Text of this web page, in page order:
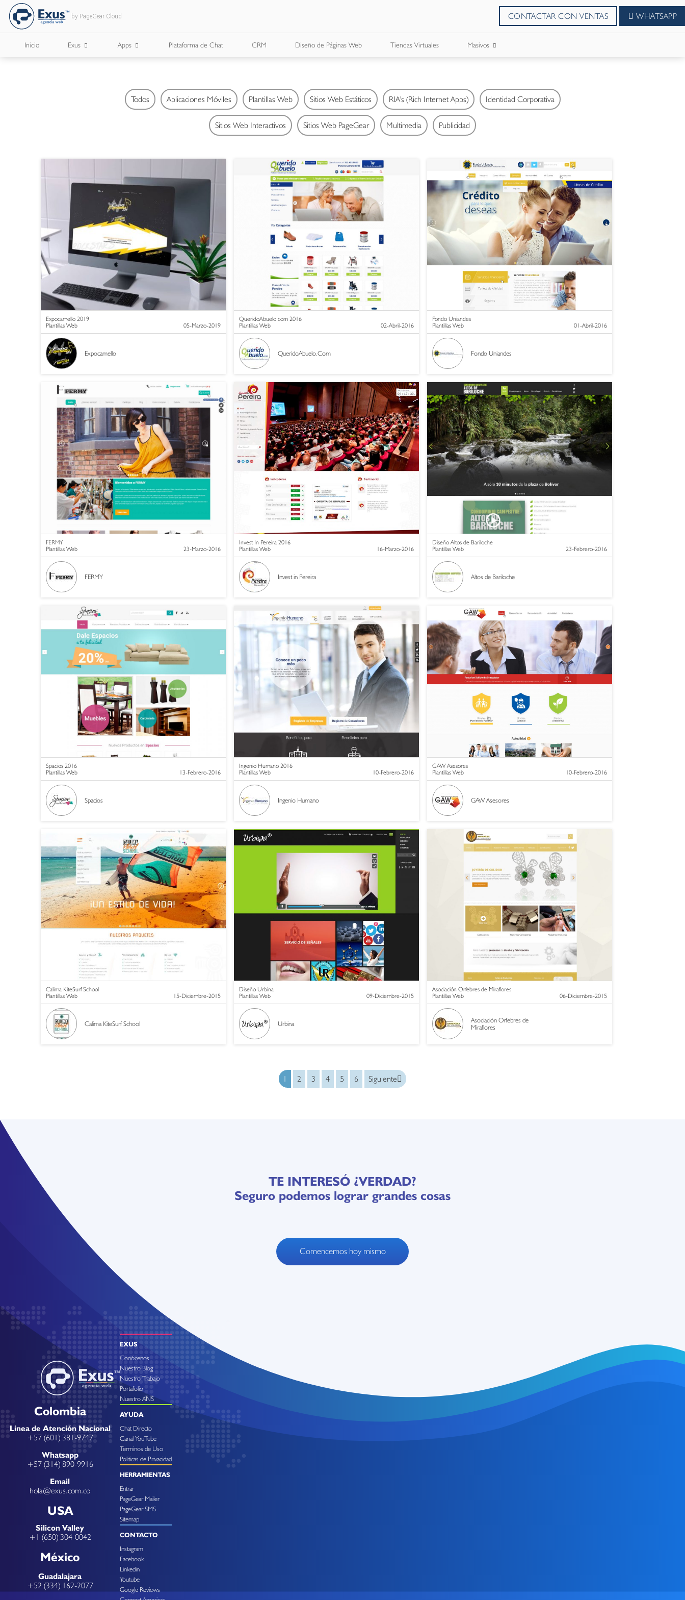
by PageGear Cloud CONTACTAR CON VENTAS WHATSAPP
Inicio Exus
¿Con Quién Trabajamos?
Documentos Corporativos
Apps Plataforma de Chat CRM Diseño de Páginas Web Tiendas Virtuales Masivos
Correos Masivo
WhatsApp Masivos
Todos Aplicaciones Móviles Plantillas Web Sitios Web Estáticos RIA's (Rich Internet Apps) Identidad Corporativa
Sitios Web Interactivos Sitios Web PageGear Multimedia Publicidad
Expocamello 2019
Plantillas Web
05-Marzo-2019
Expocamello
QueridoAbuelo.com 2016
Plantillas Web
02-Abril-2016
QueridoAbuelo.Com
Fondo Uniandes
Plantillas Web
01-Abril-2016
Fondo Uniandes
FERMY
Plantillas Web
23-Marzo-2016
FERMY
Invest In Pereira 2016
Plantillas Web
16-Marzo-2016
Invest in Pereira
Diseño Altos de Bariloche
Plantillas Web
23-Febrero-2016
Altos de Bariloche
Spacios 2016
Plantillas Web
13-Febrero-2016
Spacios
Ingenio Humano 2016
Plantillas Web
10-Febrero-2016
Ingenio Humano
GAW Asesores
Plantillas Web
10-Febrero-2016
GAW Asesores
Calima KiteSurf School
Plantillas Web
15-Diciembre-2015
Calima KiteSurf School
Diseño Urbina
Plantillas Web
09-Diciembre-2015
Urbina
Asociación Orfebres de Miraflores
Plantillas Web
06-Diciembre-2015
Asociación Orfebres de
Miraflores
1 2 3 4 5 6 Siguiente
TE INTERESÓ ¿VERDAD?
Seguro podemos lograr grandes cosas
Comencemos hoy mismo
Colombia
Linea de Atención Nacional
+57 (601) 381-9747
Whatsapp
+57 (314) 890-9916
Email
hola@exus.com.co
USA
Silicon Valley
+1 (650) 304-0042
México
Guadalajara
+52 (334) 162-2077
EXUS
Conócenos
Nuestro Blog
Nuestro Trabajo
Portafolio
Nuestro ANS
AYUDA
Chat Directo
Canal YouTube
Terminos de Uso
Politicas de Privacidad
HERRAMIENTAS
Entrar
PageGear Mailer
PageGear SMS
Sitemap
CONTACTO
Instagram
Facebook
Linkedin
Youtube
Google Reviews